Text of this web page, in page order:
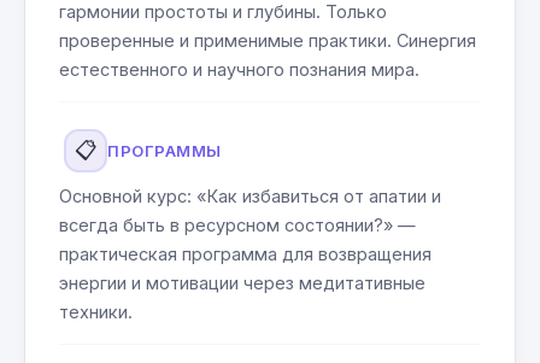
гармонии простоты и глубины. Только
проверенные и применимые практики. Синергия
естественного и научного познания мира.
📋 ПРОГРАММЫ
Основной курс: «Как избавиться от апатии и
всегда быть в ресурсном состоянии?» —
практическая программа для возвращения
энергии и мотивации через медитативные
техники.